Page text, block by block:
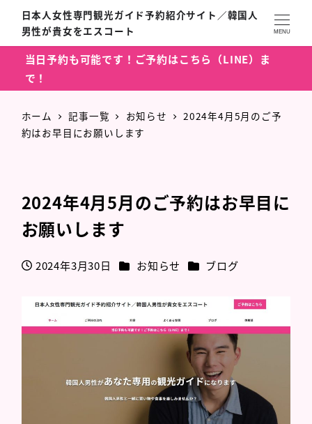
日本人女性専門観光ガイド予約紹介サイト／韓国人
男性が貴女をエスコート
MENU
当日予約も可能です！ご予約はこちら（LINE）ま
で！
ホーム 記事一覧 お知らせ
2024年4月5月のご予
約はお早目にお願いします
2024年4月5月のご予約はお早目に
お願いします
投稿日
2024年3月30日 カテゴリー
お知らせ カテゴリー
ブログ